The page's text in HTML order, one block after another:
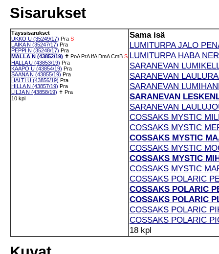
Sisarukset
Täyssisarukset
UKKO U (35249/17) Pra S
LAIKA N (35247/17) Pra
PEPPI N (35248/17) Pra
MALLA N (43852/19) ✝ PoA PrA IfA DmA CmB S
HALLA U (43853/19) Pra
KAAPO U (43854/19) Pra
SAANA N (43855/19) Pra
HALTI U (43856/19) Pra
HILLA N (43857/19) Pra
LILJA N (43858/19) ✝ Pra
10 kpl
Sama isä
LUMITURPA JALO
LUMITURPA HABA
SARANEVAN
SARANEVAN
SARANEVAN
SARANEVAN
SARANEVAN
COSSAKS MYSTIC
COSSAKS MYSTIC
COSSAKS MYSTIC
COSSAKS MYSTIC
COSSAKS MYSTIC
COSSAKS MYSTIC
COSSAKS POLARIC
COSSAKS POLARIC
COSSAKS POLARIC
COSSAKS POLARIC
COSSAKS POLARIC
18 kpl